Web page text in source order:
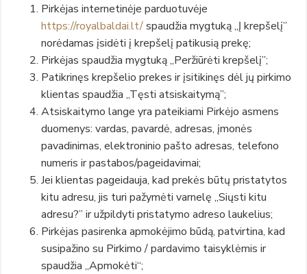
Pirkėjas internetinėje parduotuvėje
https://royalbaldai.lt/spaudžia mygtuką „Į krepšelį”
norėdamas įsidėti į krepšelį patikusią prekę;
Pirkėjas spaudžia mygtuką „Peržiūrėti krepšelį”;
Patikrinęs krepšelio prekes ir įsitikinęs dėl jų pirkimo
klientas spaudžia „Tęsti atsiskaitymą”;
Atsiskaitymo lange yra pateikiami Pirkėjo asmens
duomenys: vardas, pavardė, adresas, įmonės
pavadinimas, elektroninio pašto adresas, telefono
numeris ir pastabos/pageidavimai;
Jei klientas pageidauja, kad prekės būtų pristatytos
kitu adresu, jis turi pažymėti varnelę „Siųsti kitu
adresu?” ir užpildyti pristatymo adreso laukelius;
Pirkėjas pasirenka apmokėjimo būdą, patvirtina, kad
susipažino su Pirkimo / pardavimo taisyklėmis ir
spaudžia „Apmokėti“;